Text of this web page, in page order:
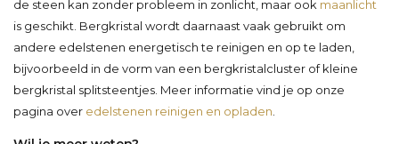
de steen kan zonder probleem in zonlicht, maar ook maanlicht
is geschikt. Bergkristal wordt daarnaast vaak gebruikt om
andere edelstenen energetisch te reinigen en op te laden,
bijvoorbeeld in de vorm van een bergkristalcluster of kleine
bergkristal splitsteentjes. Meer informatie vind je op onze
pagina over edelstenen reinigen en opladen